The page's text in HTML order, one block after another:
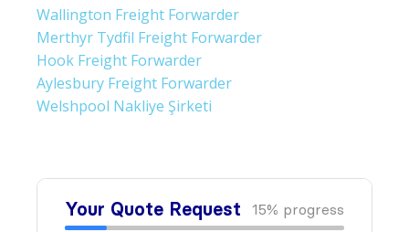
Wallington Freight Forwarder
Merthyr Tydfil Freight Forwarder
Hook Freight Forwarder
Aylesbury Freight Forwarder
Welshpool Nakliye Şirketi